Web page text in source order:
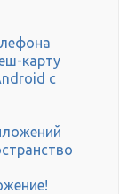
карту
с